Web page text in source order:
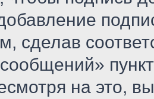
сделав
на это,